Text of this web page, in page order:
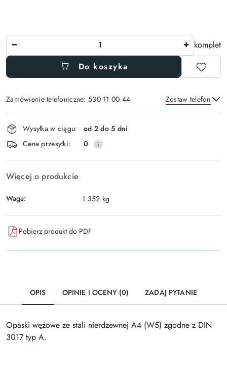
Ilość
komplet
Do koszyka
Zamówienie telefoniczne: 530 11 00 44 Zostaw telefon
Wyślij
Dostępność
i
dostawa
Wysyłka w ciągu:
od 2 do 5 dni
Cena przesyłki:
0
Więcej o produkcie
Waga: 1.352 kg
Pobierz produkt do PDF
OPIS OPINIE I OCENY (0) ZADAJ PYTANIE
Opaski wężowe ze stali nierdzewnej A4 (W5) zgodne z DIN
3017 typ A.